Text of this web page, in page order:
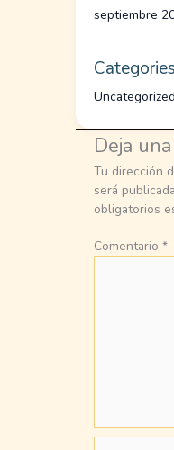
septiembre
Categories
Uncategorized
Deja
Tu dirección
será
obligatorios
Comentario *